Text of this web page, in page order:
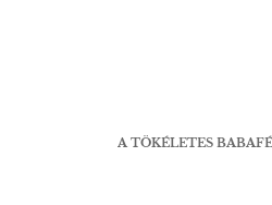
A TÖKÉLETES